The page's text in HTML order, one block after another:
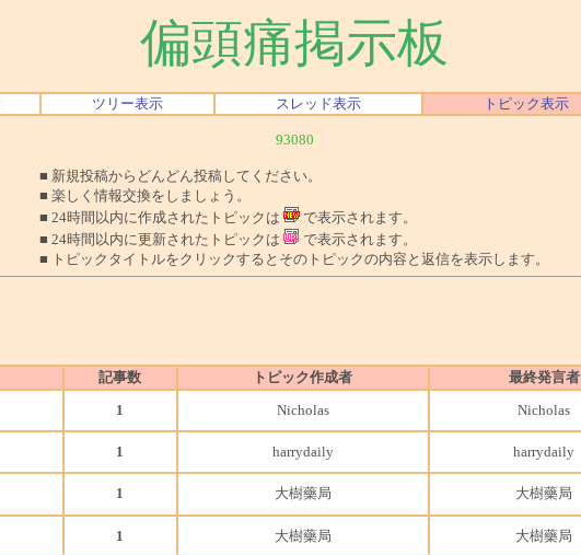
偏頭痛掲示板
ツリー表示 スレッド表示 トピック表示
93080
■ 新規投稿からどんどん投稿してください。
■ 楽しく情報交換をしましょう。
■ 24時間以内に作成されたトピックは
で表示されます。
■ 24時間以内に更新されたトピックは
で表示されます。
■ トピックタイトルをクリックするとそのトピックの内容と返信を表示します。
記事数 トピック作成者 最終発言者
1 Nicholas Nicholas
1 harrydaily harrydaily
1 大樹藥局 大樹藥局
1 大樹藥局 大樹藥局